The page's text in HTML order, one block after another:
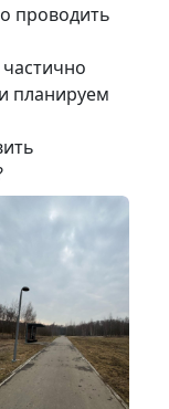
проводить
планируем